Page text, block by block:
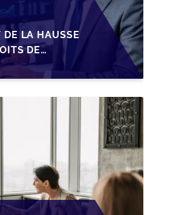
DE LA HAUSSE
DE
EN
SUR LA